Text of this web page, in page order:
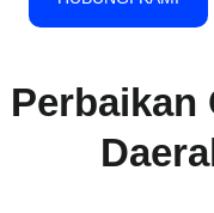
Perbaikan